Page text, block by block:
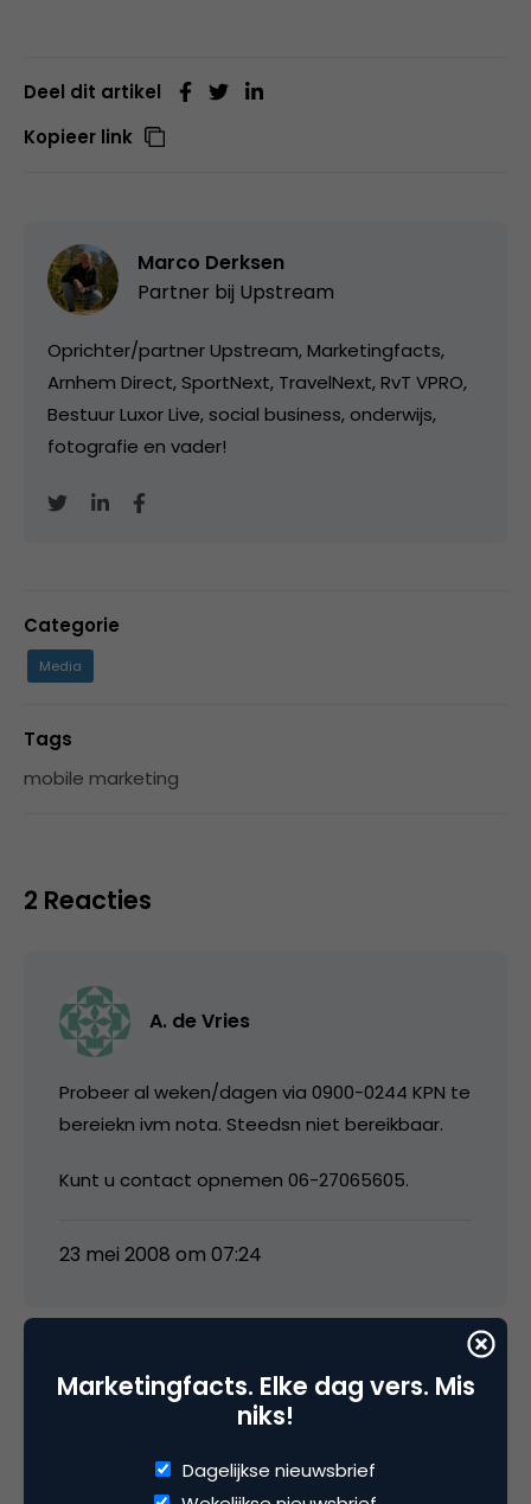
Deel dit artikel
Kopieer link
Marco Derksen
Partner bij Upstream
Oprichter/partner Upstream, Marketingfacts,
Arnhem Direct, SportNext, TravelNext, RvT VPRO,
Bestuur Luxor Live, social business, onderwijs,
fotografie en vader!
Categorie
Media
Tags
mobile marketing
2 Reacties
A. de Vries
Probeer al weken/dagen via 0900-0244 KPN te
bereiekn ivm nota. Steedsn niet bereikbaar.
Kunt u contact opnemen 06-27065605.
23 mei 2008 om 07:24
Trudy de Bie
OM GEK VAN TE WORDEN Krijg alleen maar
bandjes Wil mijn rekening inzien GAAT NIET. Wil
Marketingfacts. Elke dag vers. Mis
niks!
Dagelijkse nieuwsbrief